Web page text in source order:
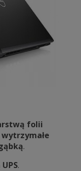
folii
wytrzymałe
.
UPS.